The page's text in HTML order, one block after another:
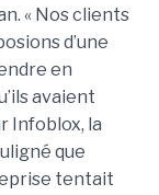
« Nos clients
d’une
en
avaient
Infoblox, la
que
tentait